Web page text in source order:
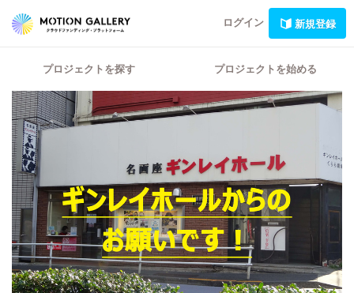
ログイン 新規登録
プロジェクトを探す プロジェクトを始める